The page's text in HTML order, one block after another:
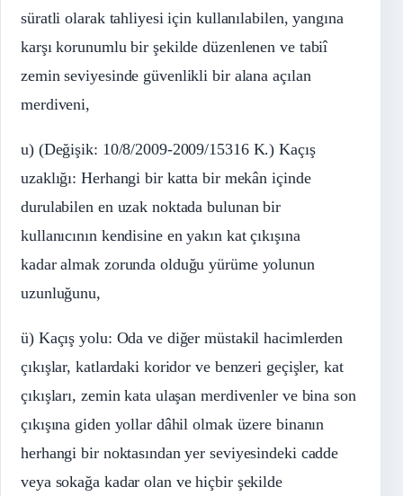
süratli olarak tahliyesi için kullanılabilen, yangına
karşı korunumlu bir şekilde düzenlenen ve tabiî
zemin seviyesinde güvenlikli bir alana açılan
merdiveni,
u) (Değişik: 10/8/2009-2009/15316 K.) Kaçış
uzaklığı: Herhangi bir katta bir mekân içinde
durulabilen en uzak noktada bulunan bir
kullanıcının kendisine en yakın kat çıkışına
kadar almak zorunda olduğu yürüme yolunun
uzunluğunu,
ü) Kaçış yolu: Oda ve diğer müstakil hacimlerden
çıkışlar, katlardaki koridor ve benzeri geçişler, kat
çıkışları, zemin kata ulaşan merdivenler ve bina son
çıkışına giden yollar dâhil olmak üzere binanın
herhangi bir noktasından yer seviyesindeki cadde
veya sokağa kadar olan ve hiçbir şekilde